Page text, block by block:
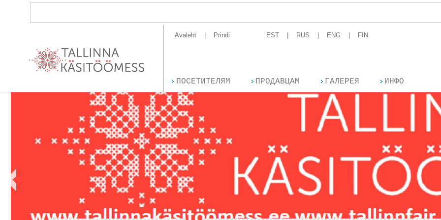
Avaleht Prindi EST RUS ENG FIN
ПОСЕТИТЕЛЯМ ПРОДАВЦАМ ГАЛЕРЕЯ ИНФО